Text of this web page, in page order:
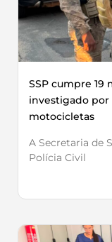
SSP cumpre 19
investigado por
motocicletas
A Secretaria de
Polícia Civil